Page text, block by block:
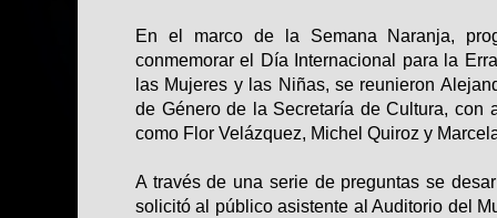
En el marco de la Semana Naranja,
conmemorar el Día Internacional para la
las Mujeres y las Niñas, se reunieron
de Género de la Secretaría de Cultura, con
como Flor Velázquez, Michel Quiroz y
A través de una serie de preguntas se
solicitó al público asistente al Auditorio del